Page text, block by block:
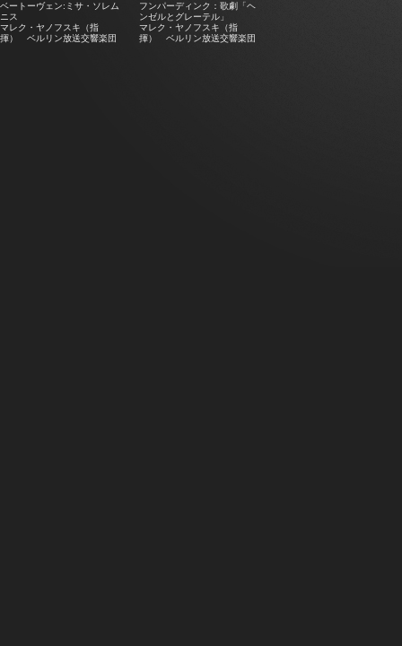
ベートーヴェン:ミサ・ソレム
ニス
マレク・ヤノフスキ（指
揮） ベルリン放送交響楽団
フンパーディンク：歌劇「ヘ
ンゼルとグレーテル」
マレク・ヤノフスキ（指
揮） ベルリン放送交響楽団